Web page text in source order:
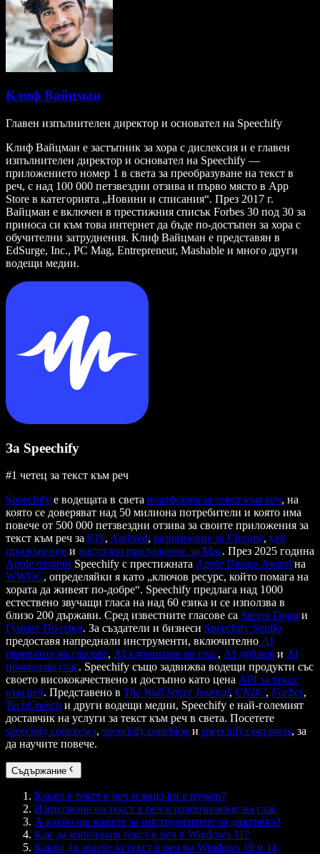
Клиф Вайцман
Главен изпълнителен директор и основател на Speechify
Клиф Вайцман е застъпник за хора с дислексия и е главен
изпълнителен директор и основател на Speechify —
приложението номер 1 в света за преобразуване на текст в
реч, с над 100 000 петзвездни отзива и първо място в App
Store в категорията „Новини и списания“. През 2017 г.
Вайцман е включен в престижния списък Forbes 30 под 30 за
приноса си към това интернет да бъде по-достъпен за хора с
обучителни затруднения. Клиф Вайцман е представян в
EdSurge, Inc., PC Mag, Entrepreneur, Mashable и много други
водещи медии.
За Speechify
#1 четец за текст към реч
Speechify е водещата в света платформа за текст към реч, на
която се доверяват над 50 милиона потребители и която има
повече от 500 000 петзвездни отзива за своите приложения за
текст към реч за iOS, Android, разширение за Chrome, уеб
приложение и настолно приложение за Mac. През 2025 година
Apple отличи Speechify с престижната Apple Design Award на
WWDC, определяйки я като „ключов ресурс, който помага на
хората да живеят по-добре“. Speechify предлага над 1000
естествено звучащи гласа на над 60 езика и се използва в
близо 200 държави. Сред известните гласове са Snoop Dogg и
Гуинет Полтроу. За създатели и бизнеси Speechify Studio
предоставя напреднали инструменти, включително AI
генератор на гласове, AI клониране на глас, AI дублаж и AI
променящ глас. Speechify също задвижва водещи продукти със
своето висококачествено и достъпно като цена API за текст
към реч. Представено в The Wall Street Journal, CNBC, Forbes,
TechCrunch и други водещи медии, Speechify е най-големият
доставчик на услуги за текст към реч в света. Посетете
speechify.com/news, speechify.com/blog и speechify.com/press, за
да научите повече.
Съдържание
Какво е текст в реч и защо ви е нужен?
Използване на текст в реч и разпознаване на глас
А какво ще кажете за инструментите за диктовка?
Как да използвам текст в реч в Windows 11?
Какво да знаете за текст в реч на Windows 10 и 11